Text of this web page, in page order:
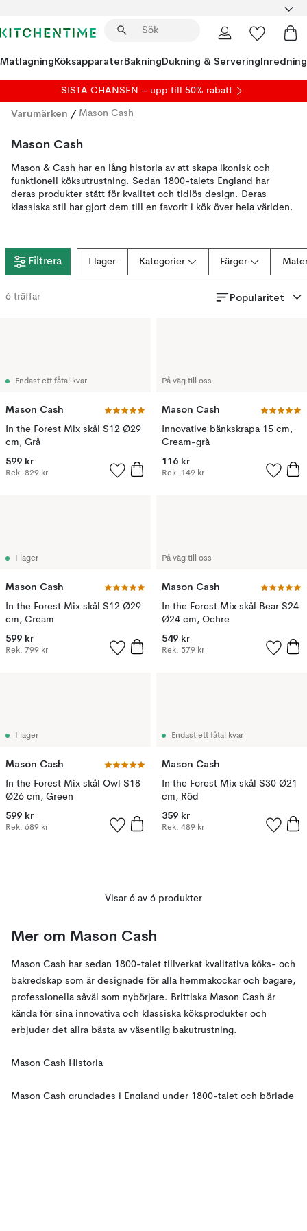
MatlagningKöksapparaterBakningDukning & ServeringInredning
SISTA CHANSEN – upp till 50% rabatt
Varumärken / Mason Cash
Mason Cash
Mason & Cash har en lång historia av att skapa ikonisk och
funktionell köksutrustning. Sedan 1800-talets England har
deras produkter stått för kvalitet och tidlös design. Deras
klassiska stil har gjort dem till en favorit i kök över hela världen.
Filtrera I lager Kategorier Färger
6 träffar Popularitet
Endast ett fåtal kvar
Mason Cash
In the Forest Mix skål S12 Ø29
cm, Grå
599 kr
Rek. 829 kr
På väg till oss
Mason Cash
Innovative bänkskrapa 15 cm,
Cream-grå
116 kr
Rek. 149 kr
I lager
Mason Cash
In the Forest Mix skål S12 Ø29
cm, Cream
599 kr
Rek. 799 kr
På väg till oss
Mason Cash
In the Forest Mix skål Bear S24
Ø24 cm, Ochre
549 kr
Rek. 579 kr
I lager
Mason Cash
In the Forest Mix skål Owl S18
Ø26 cm, Green
599 kr
Rek. 689 kr
Endast ett fåtal kvar
Mason Cash
In the Forest Mix skål S30 Ø21
cm, Röd
359 kr
Rek. 489 kr
Visar 6 av 6 produkter
Mer om Mason Cash
Mason Cash har sedan 1800-talet tillverkat kvalitativa köks- och
bakredskap som är designade för alla hemmakockar och bagare,
professionella såväl som nybörjare. Brittiska Mason Cash är
kända för sina innovativa och klassiska köksprodukter och
erbjuder det allra bästa av väsentlig bakutrustning.
Mason Cash Historia
Mason Cash grundades i England under 1800-talet och började